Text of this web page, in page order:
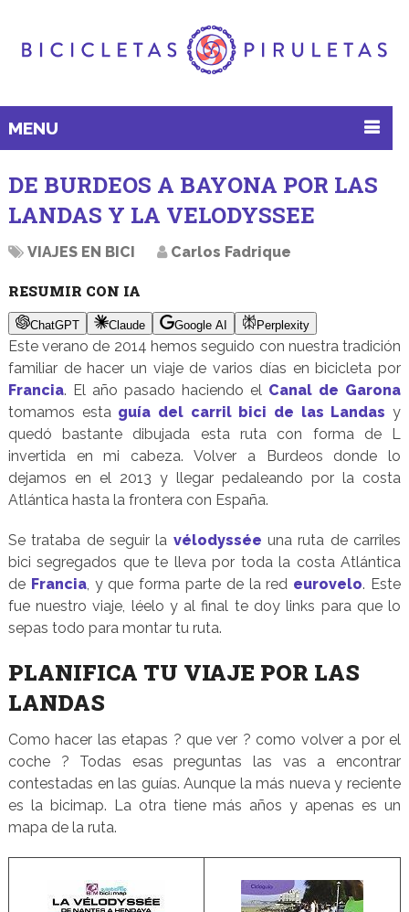
MENU
DE BURDEOS A BAYONA POR LAS
LANDAS Y LA VELODYSSEE
VIAJES EN BICI Carlos Fadrique
RESUMIR CON IA
ChatGPT Claude Google AI Perplexity
Este verano de 2014 hemos seguido con nuestra tradición
familiar de hacer un viaje de varios días en bicicleta por
Francia. El año pasado haciendo el Canal de Garona
tomamos esta guía del carril bici de las Landas y
quedó bastante dibujada esta ruta con forma de L
invertida en mi cabeza. Volver a Burdeos donde lo
dejamos en el 2013 y llegar pedaleando por la costa
Atlántica hasta la frontera con España.
Se trataba de seguir la vélodyssée una ruta de carriles
bici segregados que te lleva por toda la costa Atlántica
de Francia, y que forma parte de la red eurovelo. Este
fue nuestro viaje, léelo y al final te doy links para que lo
sepas todo para montar tu ruta.
PLANIFICA TU VIAJE POR LAS
LANDAS
Como hacer las etapas ? que ver ? como volver a por el
coche ? Todas esas preguntas las vas a encontrar
contestadas en las guías. Aunque la más nueva y reciente
es la bicimap. La otra tiene más años y apenas es un
mapa de la ruta.